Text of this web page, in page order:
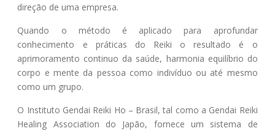
direção de uma empresa.
Quando o método é aplicado para aprofundar
conhecimento e práticas do Reiki o resultado é o
aprimoramento continuo da saúde, harmonia equilíbrio do
corpo e mente da pessoa como indivíduo ou até mesmo
como um grupo.
O Instituto Gendai Reiki Ho – Brasil, tal como a Gendai Reiki
Healing Association do Japão, fornece um sistema de